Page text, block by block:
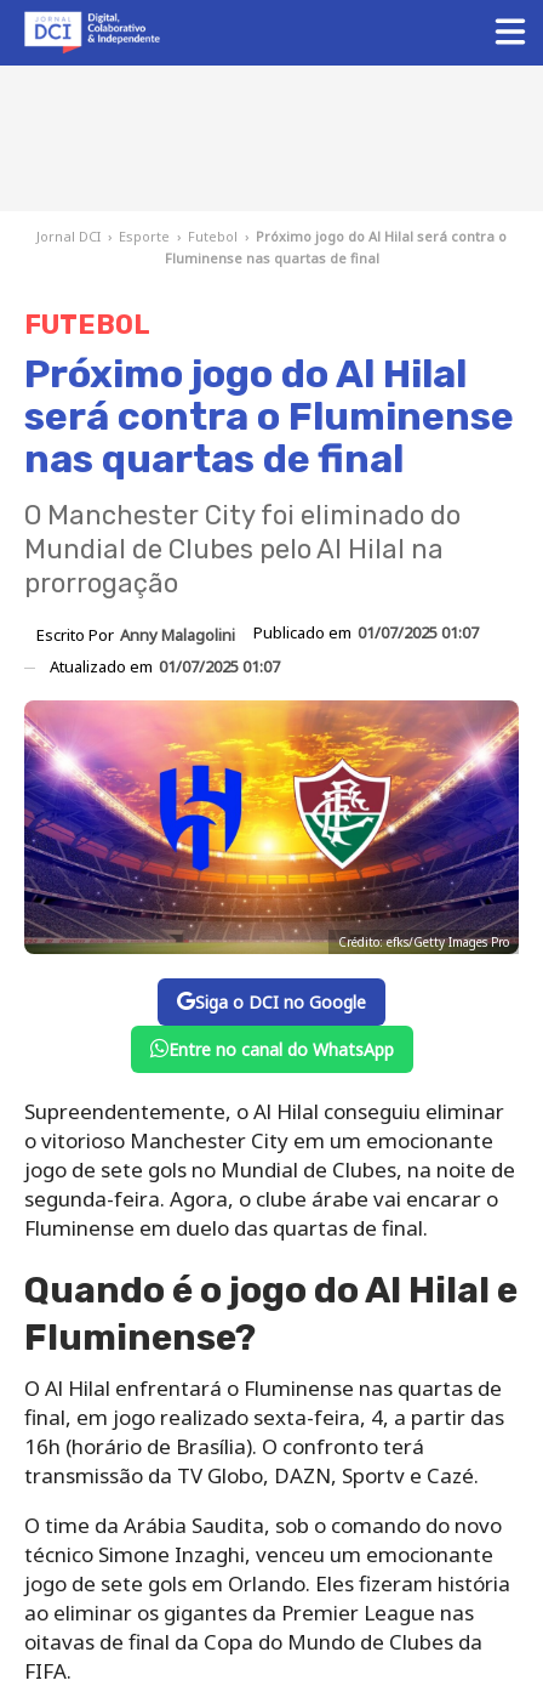
Jornal DCI › Esporte › Futebol › Próximo jogo do Al Hilal será contra o
Fluminense nas quartas de final
FUTEBOL
Próximo jogo do Al Hilal
será contra o Fluminense
nas quartas de final
O Manchester City foi eliminado do
Mundial de Clubes pelo Al Hilal na
prorrogação
Escrito Por Anny Malagolini Publicado em 01/07/2025 01:07
Atualizado em 01/07/2025 01:07
Crédito: efks/Getty Images Pro
Siga o DCI no Google
Entre no canal do WhatsApp
Supreendentemente, o Al Hilal conseguiu eliminar
o vitorioso Manchester City em um emocionante
jogo de sete gols no Mundial de Clubes, na noite de
segunda-feira. Agora, o clube árabe vai encarar o
Fluminense em duelo das quartas de final.
Quando é o jogo do Al Hilal e
Fluminense?
O Al Hilal enfrentará o Fluminense nas quartas de
final, em jogo realizado sexta-feira, 4, a partir das
16h (horário de Brasília). O confronto terá
transmissão da TV Globo, DAZN, Sportv e Cazé.
O time da Arábia Saudita, sob o comando do novo
técnico Simone Inzaghi, venceu um emocionante
jogo de sete gols em Orlando. Eles fizeram história
ao eliminar os gigantes da Premier League nas
oitavas de final da Copa do Mundo de Clubes da
FIFA.